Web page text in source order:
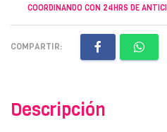
COORDINANDO CON 24HRS DE
COMPARTIR:
Descripción